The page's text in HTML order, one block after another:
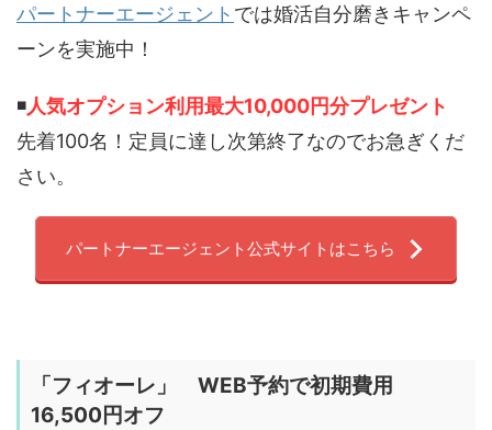
パートナーエージェント では婚活自分磨きキャンペ
ーンを実施中！
◾️人気オプション利用最大10,000円分プレゼント
先着100名！定員に達し次第終了なのでお急ぎくだ
さい。
パートナーエージェント公式サイトはこちら
「フィオーレ 」 WEB予約で初期費用
16,500円オフ